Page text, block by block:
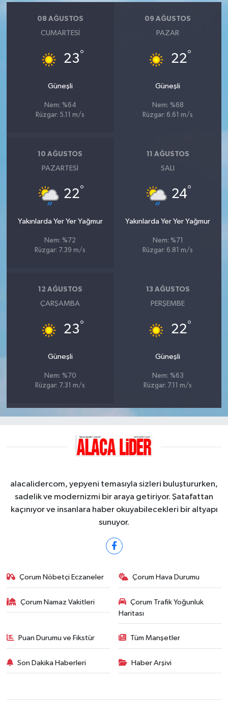
08 AĞUSTOS
CUMARTESI
23°
Güneşli
Nem: %64
Rüzgar: 5.11 m/s
09 AĞUSTOS
PAZAR
22°
Güneşli
Nem: %68
Rüzgar: 6.61 m/s
10 AĞUSTOS
PAZARTESI
22°
Yakınlarda Yer Yer Yağmur
Nem: %72
Rüzgar: 7.39 m/s
11 AĞUSTOS
SALI
24°
Yakınlarda Yer Yer Yağmur
Nem: %71
Rüzgar: 6.81 m/s
12 AĞUSTOS
ÇARŞAMBA
23°
Güneşli
Nem: %70
Rüzgar: 7.31 m/s
13 AĞUSTOS
PERŞEMBE
22°
Güneşli
Nem: %63
Rüzgar: 7.11 m/s
alacalidercom, yepyeni temasıyla sizleri buluştururken,
sadelik ve modernizmi bir araya getiriyor. Şatafattan
kaçınıyor ve insanlara haber okuyabilecekleri bir altyapı
sunuyor.
Çorum Nöbetçi Eczaneler Çorum Hava Durumu
Çorum Namaz Vakitleri
Çorum Trafik Yoğunluk
Haritası
Puan Durumu ve Fikstür Tüm Manşetler
Son Dakika Haberleri Haber Arşivi